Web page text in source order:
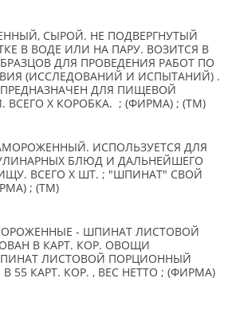
СЫРОЙ. НЕ ПОДВЕРГНУТЫЙ
В ВОДЕ ИЛИ НА ПАРУ. ВОЗИТСЯ В
ДЛЯ ПРОВЕДЕНИЯ РАБОТ ПО
(ИССЛЕДОВАНИЙ И ИСПЫТАНИЙ) .
ДЛЯ ПИЩЕВОЙ
X КОРОБКА. ; (ФИРМА) ; (TM)
ИСПОЛЬЗУЕТСЯ ДЛЯ
БЛЮД И ДАЛЬНЕЙШЕГО
ВСЕГО X ШТ. ; "ШПИНАТ" СВОЙ
; (TM)
- ШПИНАТ ЛИСТОВОЙ
В КАРТ. КОР. ОВОЩИ
ЛИСТОВОЙ ПОРЦИОННЫЙ
В 55 КАРТ. КОР. , ВЕС НЕТТО ; (ФИРМА)